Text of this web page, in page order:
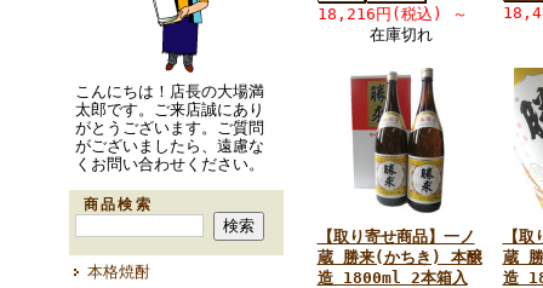
こんにちは！店長の大場満
太郎です。ご来店誠にあり
がとうございます。ご質問
がございましたら、遠慮な
くお問い合わせください。
商品検索
本格焼酎
18,216円(税込)
～
在庫切れ
【取り寄せ商品】一ノ
蔵 勝来(かちき) 本醸
造 1800ml 2本箱入
【
蔵
造